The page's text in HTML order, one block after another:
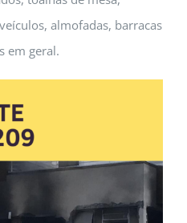
almofadas, barracas
em geral.